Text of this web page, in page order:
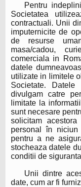
Pentru
Societatea
contractuali. Unii
imputernicite de
de resurse
masa/cadou,
comerciala in
datele
utilizate in limitele
Societate.
divulgam catre
limitate la
sunt necesare
solicitam
personal în
pentru a ne
stocheaza datele
conditii de
Unii dintre
date, cum ar fi